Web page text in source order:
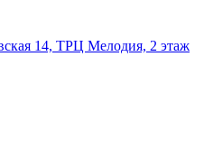
14, ТРЦ Мелодия, 2 этаж